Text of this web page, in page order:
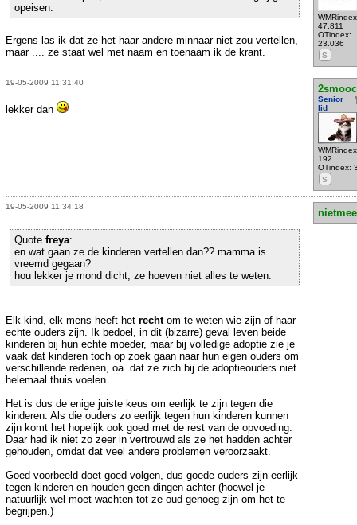
47.811
OTindex:
23.036
S
opeisen.
Ergens las ik dat ze het haar andere minnaar niet zou vertellen,
maar .... ze staat wel met naam en toenaam ik de krant.
19-05-2009 11:31:40
Senior
lid
192
OTindex:
S
lekker dan
19-05-2009 11:34:18
Quote freya:
en wat gaan ze de kinderen vertellen dan?? mamma is
vreemd gegaan?
hou lekker je mond dicht, ze hoeven niet alles te weten.
Elk kind, elk mens heeft het rechtom te weten wie zijn of haar
echte ouders zijn. Ik bedoel, in dit (bizarre) geval leven beide
kinderen bij hun echte moeder, maar bij volledige adoptie zie je
vaak dat kinderen toch op zoek gaan naar hun eigen ouders om
verschillende redenen, oa. dat ze zich bij de adoptieouders niet
helemaal thuis voelen.
Het is dus de enige juiste keus om eerlijk te zijn tegen die
kinderen. Als die ouders zo eerlijk tegen hun kinderen kunnen
zijn komt het hopelijk ook goed met de rest van de opvoeding.
Daar had ik niet zo zeer in vertrouwd als ze het hadden achter
gehouden, omdat dat veel andere problemen veroorzaakt.
Goed voorbeeld doet goed volgen, dus goede ouders zijn eerlijk
tegen kinderen en houden geen dingen achter (hoewel je
natuurlijk wel moet wachten tot ze oud genoeg zijn om het te
begrijpen.)